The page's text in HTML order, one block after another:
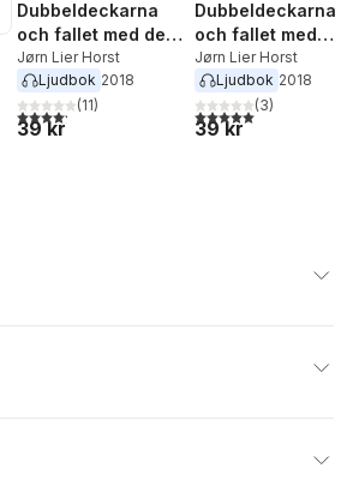
antal röster:
Dubbeldeckarna
och fallet med de
mystiska stölderna
Jørn Lier Horst
Ljudbok 2018
4,2utav 5 stjärnor. Totalt antal röster:
(11)
39 kr
Dubbeldeckarna
och fallet med
skattkartan
Jørn Lier Horst
Ljudbok 2018
5,0utav 5 stjärnor.
(3)
39 kr